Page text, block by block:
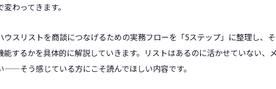
わってきます。
ウスリストを商談につなげるための実務フローを「5ステップ」に整理し、
能するかを具体的に解説していきます。リストはあるのに活かせていない、
——そう感じている方にこそ読んでほしい内容です。